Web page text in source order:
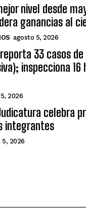
nivel desde
ganancias al
agosto 5, 2026
33 casos
inspecciona 16
2026
celebra
integrantes
5, 2026